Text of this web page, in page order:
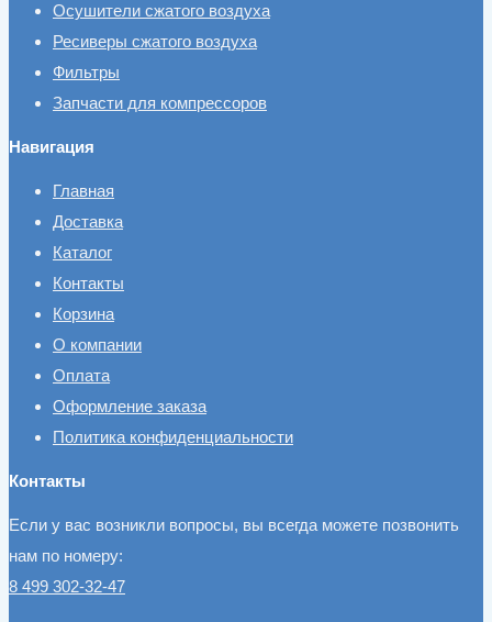
Осушители сжатого воздуха
Ресиверы сжатого воздуха
Фильтры
Запчасти для компрессоров
Навигация
Главная
Доставка
Каталог
Контакты
Корзина
О компании
Оплата
Оформление заказа
Политика конфиденциальности
Контакты
Если у вас возникли вопросы, вы всегда можете позвонить
нам по номеру:
8 499 302-32-47